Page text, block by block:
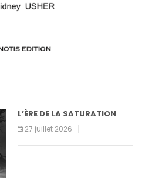
L’ÈRE DE LA SATURATION
27 juillet 2026